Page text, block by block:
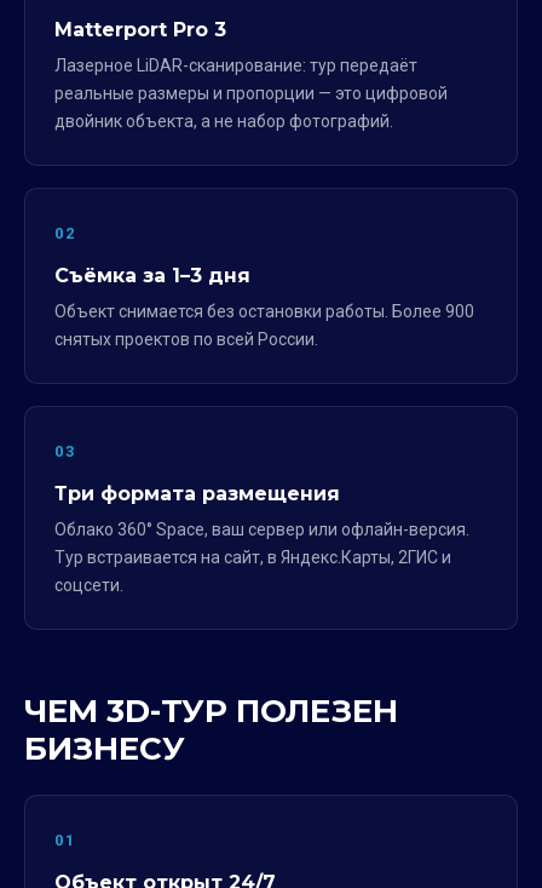
Matterport Pro 3
Лазерное LiDAR-сканирование: тур передаёт
реальные размеры и пропорции — это цифровой
двойник объекта, а не набор фотографий.
02
Съёмка за 1–3 дня
Объект снимается без остановки работы. Более 900
снятых проектов по всей России.
03
Три формата размещения
Облако 360° Space, ваш сервер или офлайн-версия.
Тур встраивается на сайт, в Яндекс.Карты, 2ГИС и
соцсети.
ЧЕМ 3D-ТУР ПОЛЕЗЕН
БИЗНЕСУ
01
Объект открыт 24/7